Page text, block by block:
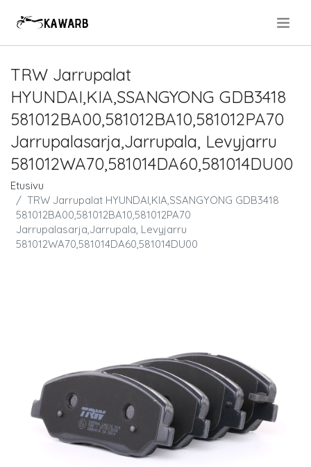
TRW Jarrupalat
HYUNDAI,KIA,SSANGYONG GDB3418
581012BA00,581012BA10,581012PA70
Jarrupalasarja,Jarrupala, Levyjarru
581012WA70,581014DA60,581014DU00
Etusivu
TRW Jarrupalat HYUNDAI,KIA,SSANGYONG GDB3418
581012BA00,581012BA10,581012PA70
Jarrupalasarja,Jarrupala, Levyjarru
581012WA70,581014DA60,581014DU00